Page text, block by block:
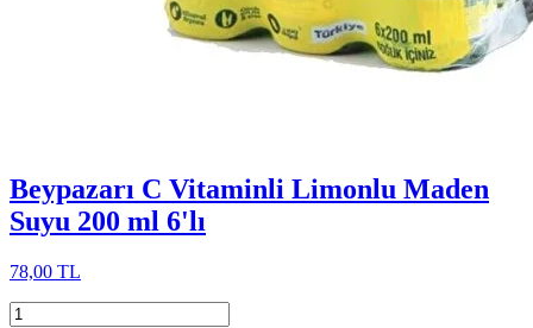
Beypazarı C Vitaminli Limonlu Maden
Suyu 200 ml 6'lı
78,00 TL